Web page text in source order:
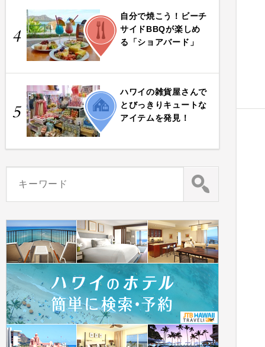
4
FOOD
自分で焼こう！ビーチ
サイドBBQが楽しめ
る「ショアバード」
5
LIFE
ハワイの雑貨屋さんで
とびっきりキュートな
アイテムを発見！